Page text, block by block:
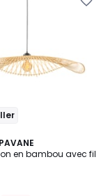
en bambou avec fil